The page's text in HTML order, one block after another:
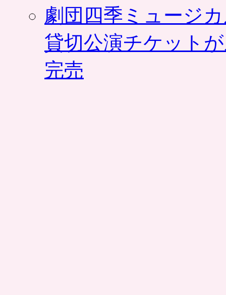
劇団四季ミュージ
貸切公演チケット
完売